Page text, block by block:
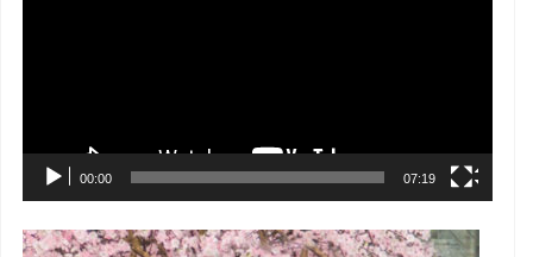
00:00 07:19